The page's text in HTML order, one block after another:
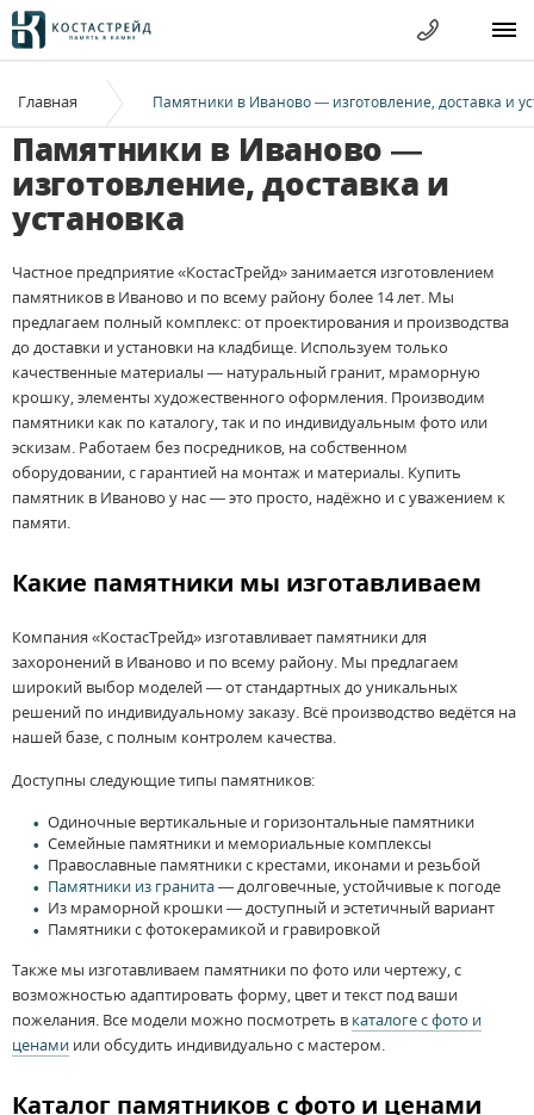
Главная Памятники в Иваново — изготовление, доставка и
Памятники в Иваново —
изготовление, доставка и
установка
Частное предприятие «КостасТрейд» занимается изготовлением
памятников в Иваново и по всему району более 14 лет. Мы
предлагаем полный комплекс: от проектирования и производства
до доставки и установки на кладбище. Используем только
качественные материалы — натуральный гранит, мраморную
крошку, элементы художественного оформления. Производим
памятники как по каталогу, так и по индивидуальным фото или
эскизам. Работаем без посредников, на собственном
оборудовании, с гарантией на монтаж и материалы. Купить
памятник в Иваново у нас — это просто, надёжно и с уважением к
памяти.
Какие памятники мы изготавливаем
Компания «КостасТрейд» изготавливает памятники для
захоронений в Иваново и по всему району. Мы предлагаем
широкий выбор моделей — от стандартных до уникальных
решений по индивидуальному заказу. Всё производство ведётся на
нашей базе, с полным контролем качества.
Доступны следующие типы памятников:
Одиночные вертикальные и горизонтальные памятники
Семейные памятники и мемориальные комплексы
Православные памятники с крестами, иконами и резьбой
Памятники из гранита— долговечные, устойчивые к погоде
Из мраморной крошки — доступный и эстетичный вариант
Памятники с фотокерамикой и гравировкой
Также мы изготавливаем памятники по фото или чертежу, с
возможностью адаптировать форму, цвет и текст под ваши
пожелания. Все модели можно посмотреть в каталоге с фото и
ценами или обсудить индивидуально с мастером.
Каталог памятников с фото и ценами